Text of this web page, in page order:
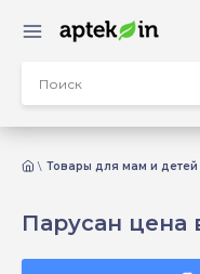
Товары для мам и детей
Парусан цена